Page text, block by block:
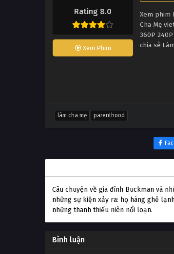
Rating 8.0
Xem Phim
Xem phim
Cha Mẹ
360P
chia sẻ
làm cha mẹ parenthood
Câu chuyện về gia đình Buckman và
những sự kiện xảy ra: họ hàng ghẻ
những thanh thiếu niên nổi loạn.
Bình luận